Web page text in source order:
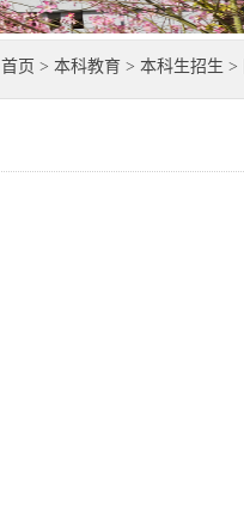
首页 > 本科教育 > 本科生招生 >